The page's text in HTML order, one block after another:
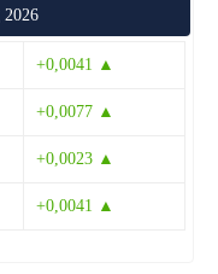
2026
+0,0041 ▲
+0,0077 ▲
+0,0023 ▲
+0,0041 ▲